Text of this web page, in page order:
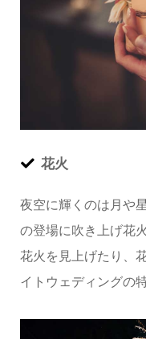
花火
夜空に輝くのは月や
の登場に吹き上げ花
花火を見上げたり、
イトウェディングの